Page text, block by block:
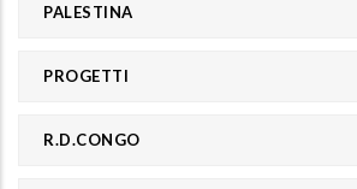
PALESTINA
PROGETTI
R.D.CONGO